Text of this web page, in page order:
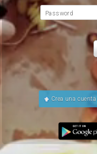
Password
Crea una cuenta